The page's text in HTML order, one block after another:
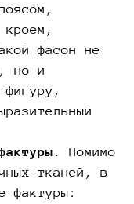
кроем,
фасон не
но и
фигуру,
Помимо
тканей, в
фактуры: